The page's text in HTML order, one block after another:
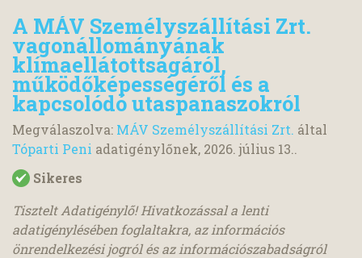
A MÁV Személyszállítási Zrt.
vagonállományának
klímaellátottságáról,
működőképességéről és a
kapcsolódó utaspanaszokról
Megválaszolva: MÁV Személyszállítási Zrt. által
Tóparti Peni adatigénylőnek, 2026. július 13..
Sikeres
Tisztelt Adatigénylő! Hivatkozással a lenti
adatigénylésében foglaltakra, az információs
önrendelkezési jogról és az információszabadságról